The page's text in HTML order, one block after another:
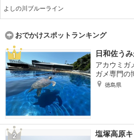
よしの川ブルーライン
おでかけスポットランキング
日和佐う
アカウミガ
ガメ専門の
徳島県
塩塚高原